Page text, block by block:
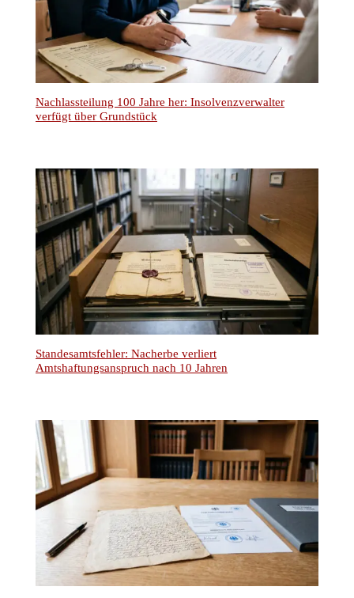
Nachlassteilung 100 Jahre her: Insolvenzverwalter
verfügt über Grundstück
Standesamtsfehler: Nacherbe verliert
Amtshaftungsanspruch nach 10 Jahren